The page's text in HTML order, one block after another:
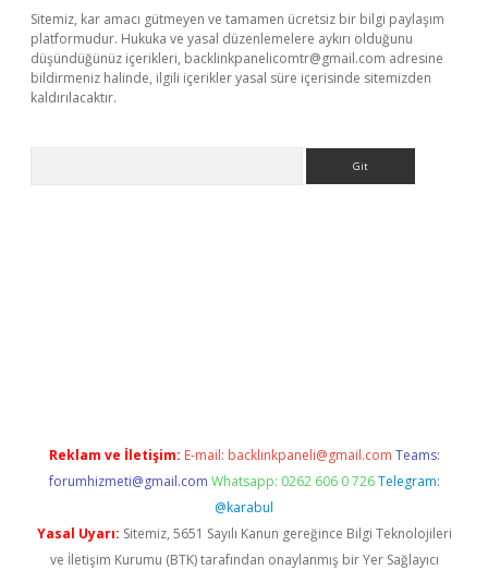
Sitemiz, kar amacı gütmeyen ve tamamen ücretsiz bir bilgi paylaşım
platformudur. Hukuka ve yasal düzenlemelere aykırı olduğunu
düşündüğünüz içerikleri, backlinkpanelicomtr@gmail.com adresine
bildirmeniz halinde, ilgili içerikler yasal süre içerisinde sitemizden
kaldırılacaktır.
Reklam ve İletişim: E-mail: backlinkpaneli@gmail.com Teams:
forumhizmeti@gmail.com Whatsapp: 0262 606 0 726 Telegram:
@karabul
Yasal Uyarı: Sitemiz, 5651 Sayılı Kanun gereğince Bilgi Teknolojileri
ve İletişim Kurumu (BTK) tarafından onaylanmış bir Yer Sağlayıcı